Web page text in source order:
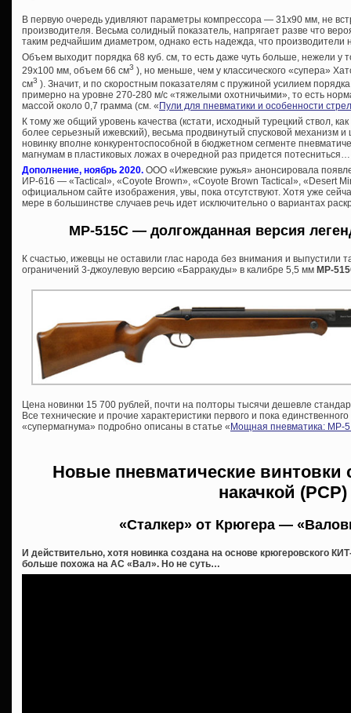
В первую очередь удивляют параметры компрессора — 31х90 мм, не
производителя. Весьма солидный показатель, напрягает разве что
таким редчайшим диаметром, однако есть надежда, что производители
Объем выходит порядка 68 куб. см, то есть даже чуть больше, нежели у
29х100 мм, объем 66 см3 ), но меньше, чем у классического «супера»
см3 ). Значит, и по скоростным показателям с пружиной усилием
примерно на уровне 270-280 м/с «тяжелыми охотничьими», то есть
массой около 0,7 грамма (см. «Пули для пневматики и особенности
К тому же общий уровень качества (кстати, исходный турецкий ствол,
более серьезный ижевский), весьма продвинутый спусковой механизм
новинку вполне конкурентоспособной в бюджетном сегменте
магнумам в пластиковых ложах в очередной раз придется потесниться…
Дополнение, ноябрь 2020. ООО «Ижевские ружья» анонсировала
ИР-616 — «Tactical», «Coyote Brown», «Coyote Brown Tactical», «Desert
официальном сайте изображения, увы, пока отсутствуют. Хотя уже
мере в большинстве случаев речь идет исключительно о вариантах
МР-515С — долгожданная версия
К счастью, ижевцы не оставили глас народа без внимания и выпустили
ограничений 3-джоулевую версию «Барракуды» в калибре 5,5 мм МР-
Цена новинки 15 700 рублей, почти на полторы тысячи дешевле
Все технические и прочие характеристики первого и пока
«супермагнума» подробно описаны в статье «Мощная пневматика: МР-
Новые пневматические винтовки
накачкой (PCP)
«Сталкер» от Крюгера —
И действительно, хотя новинка создана на основе крюгеровского
больше похожа на АС «Вал». Но не суть…